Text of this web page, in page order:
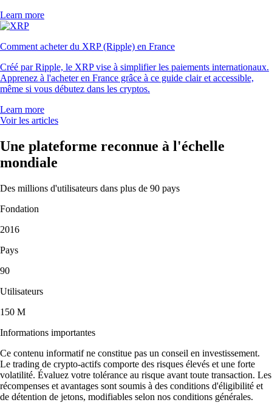
Learn more
Comment acheter du XRP (Ripple) en France
Créé par Ripple, le XRP vise à simplifier les paiements internationaux.
Apprenez à l'acheter en France grâce à ce guide clair et accessible,
même si vous débutez dans les cryptos.
Learn more
Voir les articles
Une plateforme reconnue à l'échelle
mondiale
Des millions d'utilisateurs dans plus de 90 pays
Fondation
2016
Pays
90
Utilisateurs
150 M
Informations importantes
Ce contenu informatif ne constitue pas un conseil en investissement.
Le trading de crypto-actifs comporte des risques élevés et une forte
volatilité. Évaluez votre tolérance au risque avant toute transaction. Les
récompenses et avantages sont soumis à des conditions d'éligibilité et
de détention de jetons, modifiables selon nos conditions générales.